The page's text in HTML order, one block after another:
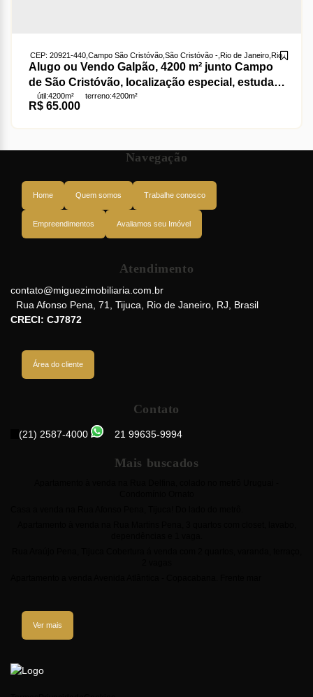
Alugo ou Vendo Galpão, 4200 m² junto Campo
de São Cristóvão, localização especial, estuda
permuta- Rio de Janeiro
R$65.000
CEP: 20921-440, Campo São Cristóvão, São Cristóvão , Rio de Janeiro, Rio de
útil:4200m² terreno:4200m²
Navegação
Home Quem somos Trabalhe conosco
Empreendimentos Avaliamos seu Imóvel
Atendimento
contato@miguezimobiliaria.com.br
Rua Afonso Pena 71 Tijuca Rio de Janeiro RJ
Brasil
CRECI: CJ7872
Área do cliente
Contato
(21) 2587-4000 21 99635-9994
Mais buscados
Ver mais